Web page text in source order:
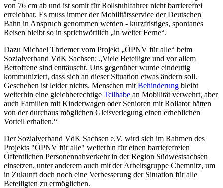
von 76 cm ab und ist somit für Rollstuhlfahrer nicht barrierefrei
erreichbar. Es muss immer der Mobilitätsservice der Deutschen
Bahn in Anspruch genommen werden - kurzfristiges, spontanes
Reisen bleibt so in sprichwörtlich „in weiter Ferne“.
Dazu Michael Thriemer vom Projekt „ÖPNV für alle“ beim
Sozialverband VdK Sachsen: „Viele Beteiligte und vor allem
Betroffene sind enttäuscht. Uns gegenüber wurde eindeutig
kommuniziert, dass sich an dieser Situation etwas ändern soll.
Geschehen ist leider nichts. Menschen mit Behinderung bleibt
weiterhin eine gleichberechtige Teilhabe an Mobilität verwehrt, aber
auch Familien mit Kinderwagen oder Senioren mit Rollator hätten
von der durchaus möglichen Gleisverlegung einen erheblichen
Vorteil erhalten.“
Der Sozialverband VdK Sachsen e.V. wird sich im Rahmen des
Projekts "ÖPNV für alle" weiterhin für einen barrierefreien
Öffentlichen Personennahverkehr in der Region Südwestsachsen
einsetzen, unter anderem auch mit der Arbeitsgruppe Chemnitz, um
in Zukunft doch noch eine Verbesserung der Situation für alle
Beteiligten zu ermöglichen.